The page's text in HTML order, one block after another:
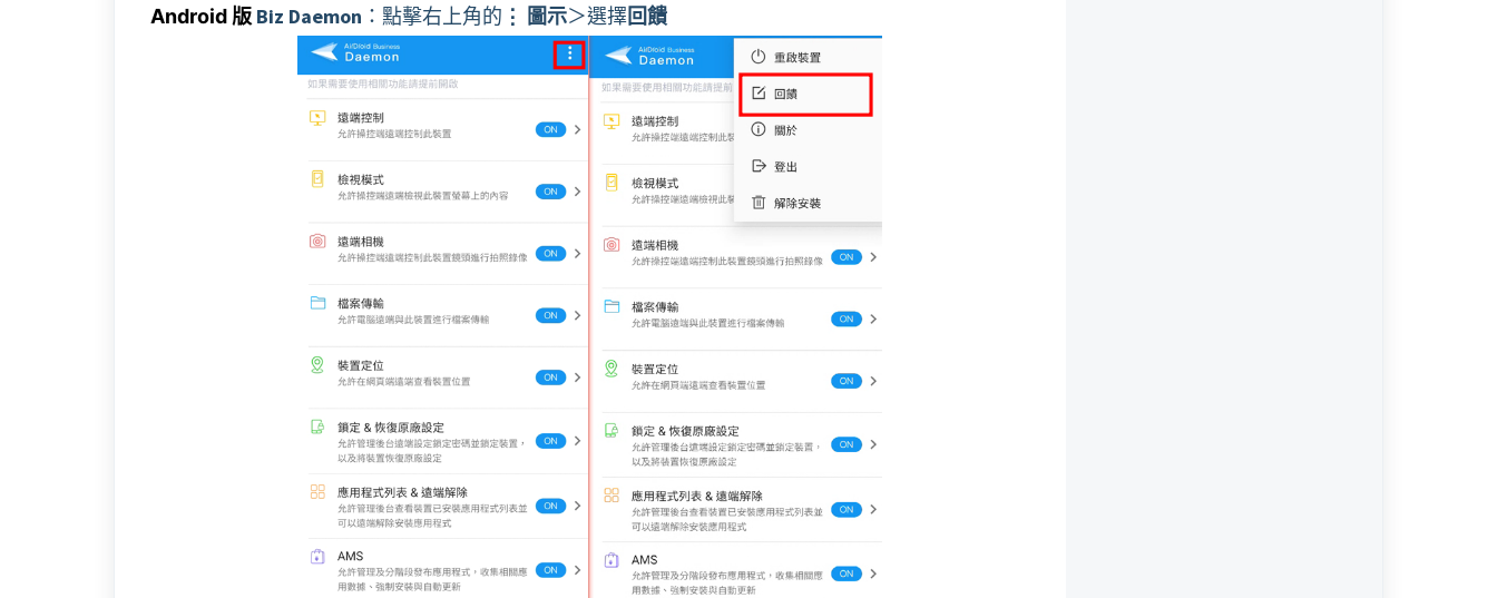
Android 版 Biz Daemon ：點擊右上角的 ⋮ 圖示＞選擇回饋